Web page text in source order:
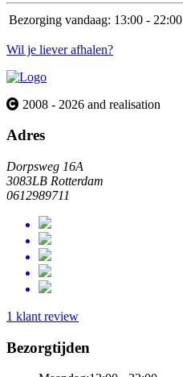
Bezorging vandaag: 13:00 - 22:00
Wil je liever afhalen?
2008 - 2026 and realisation
Adres
Dorpsweg 16A
3083LB Rotterdam
0612989711
1 klant review
Bezorgtijden